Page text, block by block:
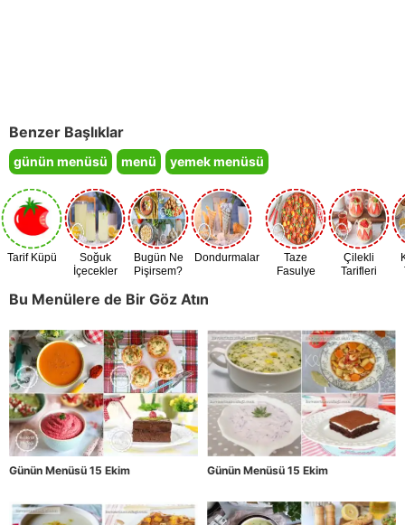
Benzer Başlıklar
günün menüsü menü yemek menüsü
Tarif Küpü
Soğuk
İçecekler
Bugün Ne
Pişirsem?
Dondurmalar
Taze
Fasulye
Çilekli
Tarifleri
Bu Menülere de Bir Göz Atın
Günün Menüsü 15 Ekim Günün Menüsü 15 Ekim